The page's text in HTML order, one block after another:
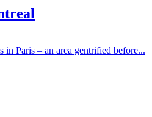
Paris – an area gentrified before...